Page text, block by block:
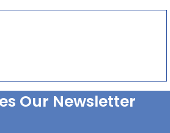
Our Newsletter